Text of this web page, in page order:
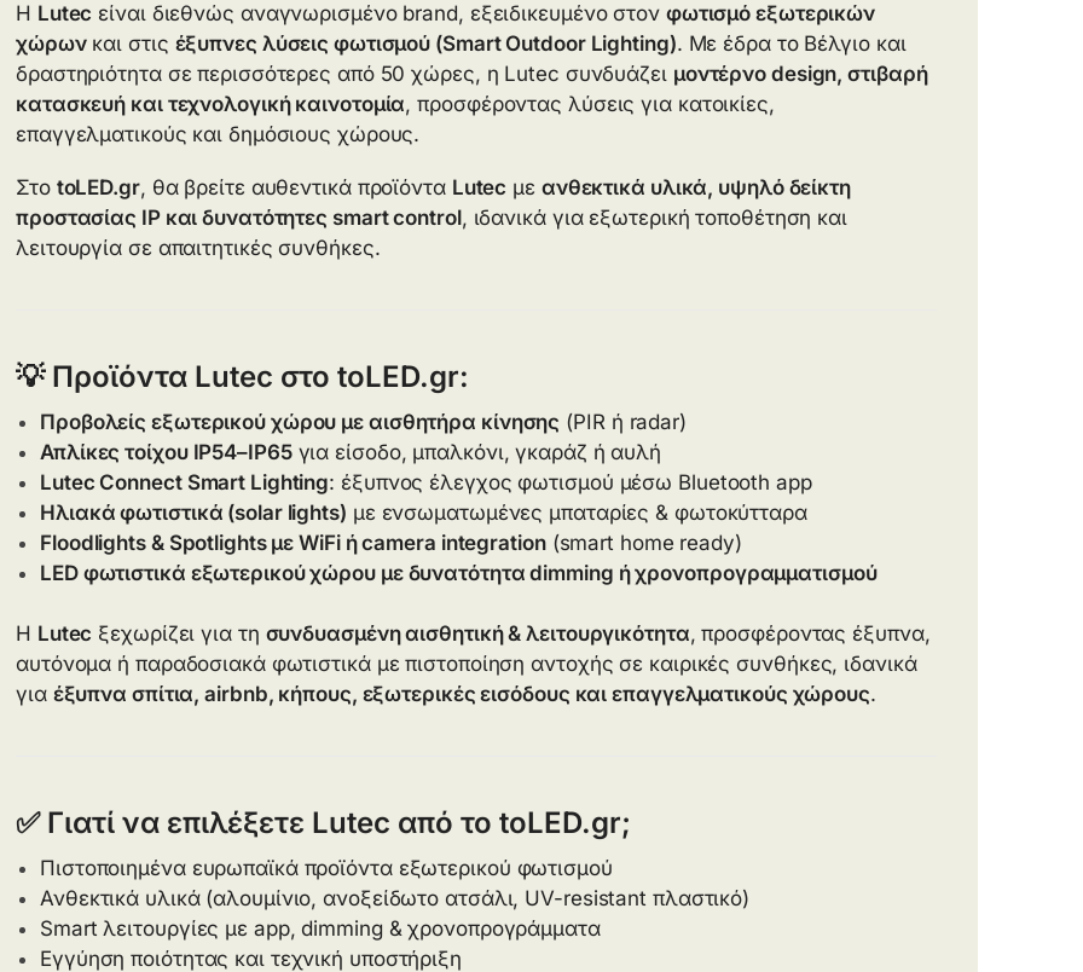
Η Lutec είναι διεθνώς αναγνωρισμένο brand, εξειδικευμένο στον φωτισμό εξωτερικών
χώρωνκαι στις έξυπνες λύσεις φωτισμού (Smart Outdoor Lighting). Με έδρα το Βέλγιο και
δραστηριότητα σε περισσότερες από 50 χώρες, η Lutec συνδυάζει μοντέρνο design, στιβαρή
κατασκευή και τεχνολογική καινοτομία, προσφέροντας λύσεις για κατοικίες,
επαγγελματικούς και δημόσιους χώρους.
Στο toLED.gr, θα βρείτε αυθεντικά προϊόντα Lutec με ανθεκτικά υλικά, υψηλό δείκτη
προστασίας IP και δυνατότητες smart control, ιδανικά για εξωτερική τοποθέτηση και
λειτουργία σε απαιτητικές συνθήκες.
💡 Προϊόντα Lutec στο toLED.gr:
Προβολείς εξωτερικού χώρου με αισθητήρα κίνησης (PIR ή radar)
Απλίκες τοίχου IP54–IP65για είσοδο, μπαλκόνι, γκαράζ ή αυλή
Lutec Connect Smart Lighting: έξυπνος έλεγχος φωτισμού μέσω Bluetooth app
Ηλιακά φωτιστικά (solar lights) με ενσωματωμένες μπαταρίες & φωτοκύτταρα
Floodlights & Spotlights με WiFi ή camera integration(smart home ready)
LED φωτιστικά εξωτερικού χώρου με δυνατότητα dimming ή χρονοπρογραμματισμού
Η Lutec ξεχωρίζει για τη συνδυασμένη αισθητική & λειτουργικότητα, προσφέροντας έξυπνα,
αυτόνομα ή παραδοσιακά φωτιστικά με πιστοποίηση αντοχής σε καιρικές συνθήκες, ιδανικά
για έξυπνα σπίτια, airbnb, κήπους, εξωτερικές εισόδους και επαγγελματικούς χώρους.
✅ Γιατί να επιλέξετε Lutec από το toLED.gr;
Πιστοποιημένα ευρωπαϊκά προϊόντα εξωτερικού φωτισμού
Ανθεκτικά υλικά (αλουμίνιο, ανοξείδωτο ατσάλι, UV-resistant πλαστικό)
Smart λειτουργίες με app, dimming & χρονοπρογράμματα
Εγγύηση ποιότητας και τεχνική υποστήριξη